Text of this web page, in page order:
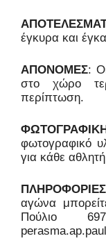
έγκυρα και
ΑΠΟΝΟΜΕΣ:
στο χώρο
περίπτωση.
φωτογραφικό
για κάθε
ΠΛΗΡΟΦΟΡΙΕΣ
αγώνα
Πούλιο
perasma.ap.